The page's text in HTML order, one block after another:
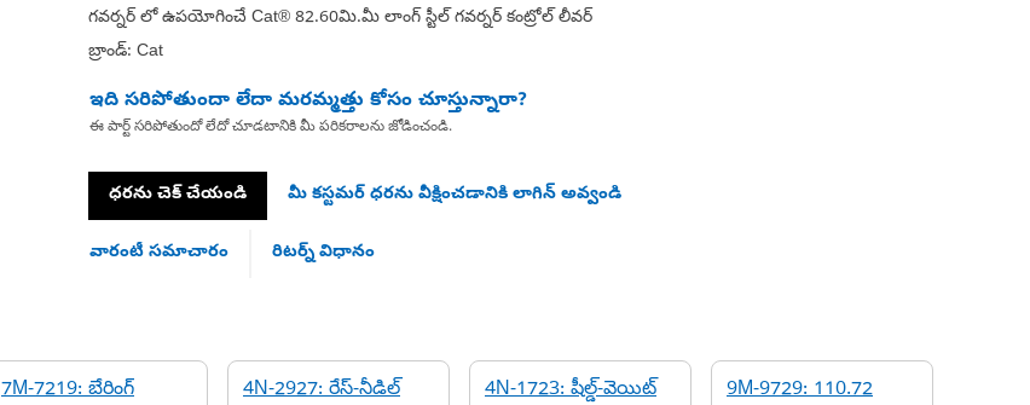
గవర్నర్ లో ఉపయోగించే Cat® 82.60మి.మీ లాంగ్ స్టీల్ గవర్నర్ కంట్రోల్ లీవర్
బ్రాండ్: Cat
ఇది సరిపోతుందా లేదా మరమ్మత్తు కోసం చూస్తున్నారా?
ఈ పార్ట్ సరిపోతుందో లేదో చూడటానికి మీ పరికరాలను జోడించండి.
ధరను చెక్ చేయండి మీ కస్టమర్ ధరను వీక్షించడానికి లాగిన్ అవ్వండి
వారంటీ సమాచారం రిటర్న్ విధానం
7M-7219: బేరింగ్
4N-2927: రేస్-నీడిల్
4N-1723: షీల్డ్-వెయిట్
9M-9729: 110.72